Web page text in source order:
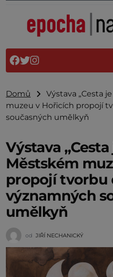
Domů
Výstava „Cesta
muzeu v Hořicích propojí
současných umělkyň
Výstava
Městském
propojí tvorbu
významných
umělkyň
od JIŘÍ NECHANICKÝ